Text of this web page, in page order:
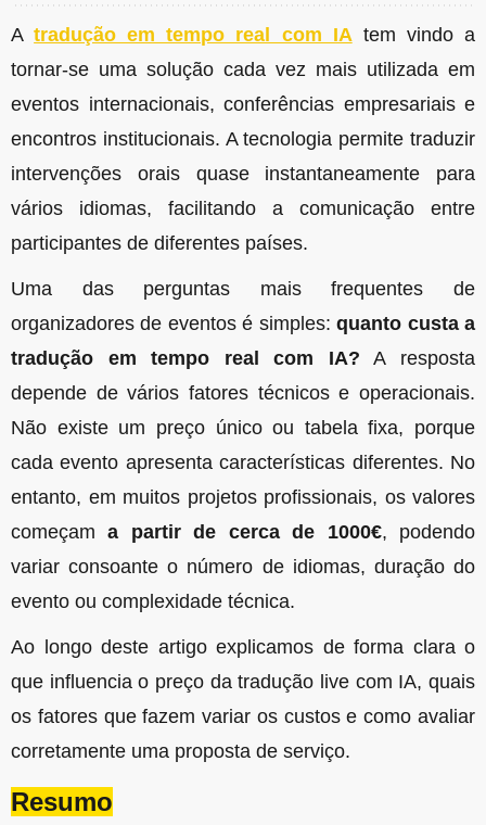
Atradução em tempo real com IAtem vindo a
tornar-se uma solução cada vez mais utilizada em
eventos internacionais, conferências empresariais e
encontros institucionais. A tecnologia permite traduzir
intervenções orais quase instantaneamente para
vários idiomas, facilitando a comunicação entre
participantes de diferentes países.
Uma das perguntas mais frequentes de
organizadores de eventos é simples:quanto custa a
tradução em tempo real com IA? A resposta
depende de vários fatores técnicos e operacionais.
Não existe um preço único ou tabela fixa, porque
cada evento apresenta características diferentes. No
entanto, em muitos projetos profissionais, os valores
começama partir de cerca de 1000€, podendo
variar consoante o número de idiomas, duração do
evento ou complexidade técnica.
Ao longo deste artigo explicamos de forma clara o
que influencia o preço da tradução live com IA, quais
os fatores que fazem variar os custos e como avaliar
corretamente uma proposta de serviço.
Resumo